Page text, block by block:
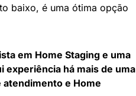
baixo, é uma ótima opção
em Home Staging e uma
experiência há mais de uma
e Home